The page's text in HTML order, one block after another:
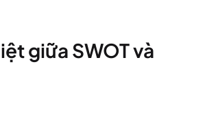
giữa SWOT và